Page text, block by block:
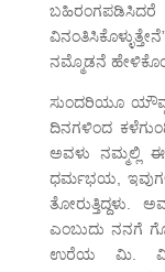
ಬಹಿರಂಗಪಡಿಸಿದರೆ
ನಮ್ಮೊಡನೆ
ಸುಂದರಿಯೂ
ದಿನಗಳಿಂದ
ಅವಳು ನಮ್ಮಲ್ಲಿ ಈ
ಧರ್ಮಭಯ,
ತೋರುತ್ತಿದ್ದಳು.
ಎಂಬುದು ನನಗೆ
ಉರೆಯ ಮಿ.